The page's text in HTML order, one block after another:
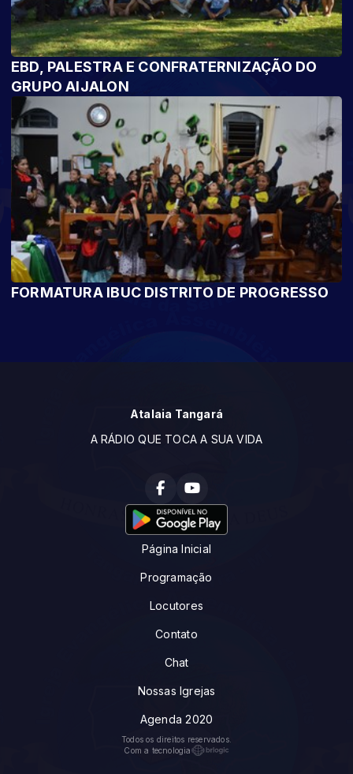
EBD, PALESTRA E CONFRATERNIZAÇÃO DO
GRUPO AIJALON
FORMATURA IBUC DISTRITO DE PROGRESSO
Atalaia Tangará
A RÁDIO QUE TOCA A SUA VIDA
Página Inicial
Programação
Locutores
Contato
Chat
Nossas Igrejas
Agenda 2020
Todos os direitos reservados.
Com a tecnologia